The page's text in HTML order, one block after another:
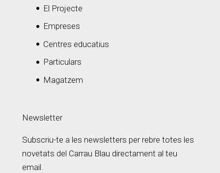
El Projecte
Empreses
Centres educatius
Particulars
Magatzem
Newsletter
Subscriu-te a les newsletters per rebre totes les
novetats del Carrau Blau directament al teu
email.